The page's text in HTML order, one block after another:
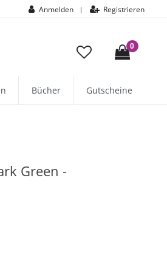
Anmelden | Registrieren
0
Bücher Gutscheine
Green -